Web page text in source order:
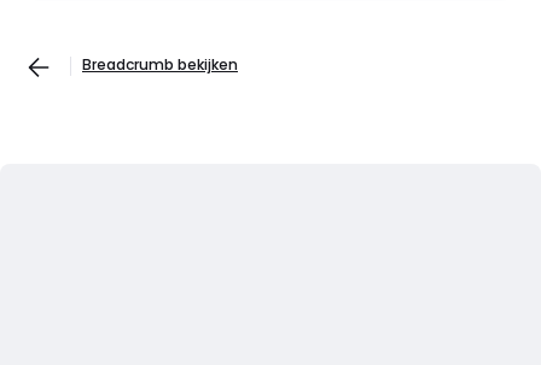
Breadcrumb bekijken